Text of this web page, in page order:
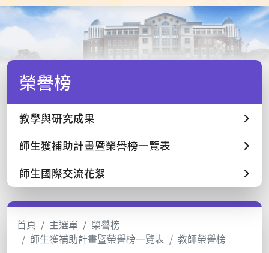
榮譽榜
教學與研究成果
師生獲補助計畫暨榮譽榜一覽表
師生國際交流花絮
首頁 主選單
榮譽榜
師生獲補助計畫暨榮譽榜一覽表
教師榮譽榜